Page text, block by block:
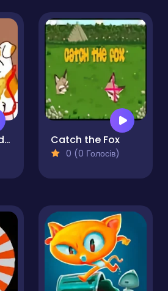
Dog Training - Idle Clicker Catch the Fox
0 (0 Голосів)